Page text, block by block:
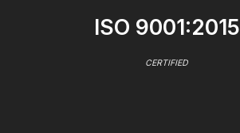
ISO 9001:2015
CERTIFIED